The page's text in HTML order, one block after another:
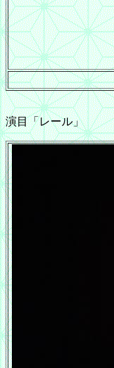
演目「レール」